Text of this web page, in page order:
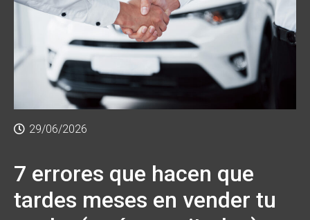
29/06/2026
7 errores que hacen que
tardes meses en vender tu